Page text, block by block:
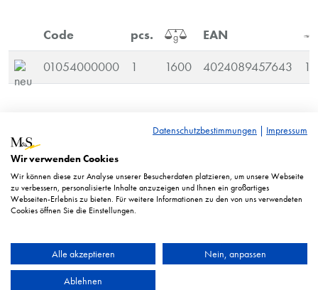
Code pcs. EAN
01054000000 1 1600 4024089457643 1
RRP* = adviesprijs. Prijzen weergegeven in euro’s excl.
btw.
Datenschutzbestimmungen | Impressum
Wir verwenden Cookies
Wir können diese zur Analyse unserer Besucherdaten platzieren, um unsere Webseite
zu verbessern, personalisierte Inhalte anzuzeigen und Ihnen ein großartiges
Webseiten-Erlebnis zu bieten. Für weitere Informationen zu den von uns verwendeten
Cookies öffnen Sie die Einstellungen.
Alle akzeptieren Nein, anpassen
Ablehnen